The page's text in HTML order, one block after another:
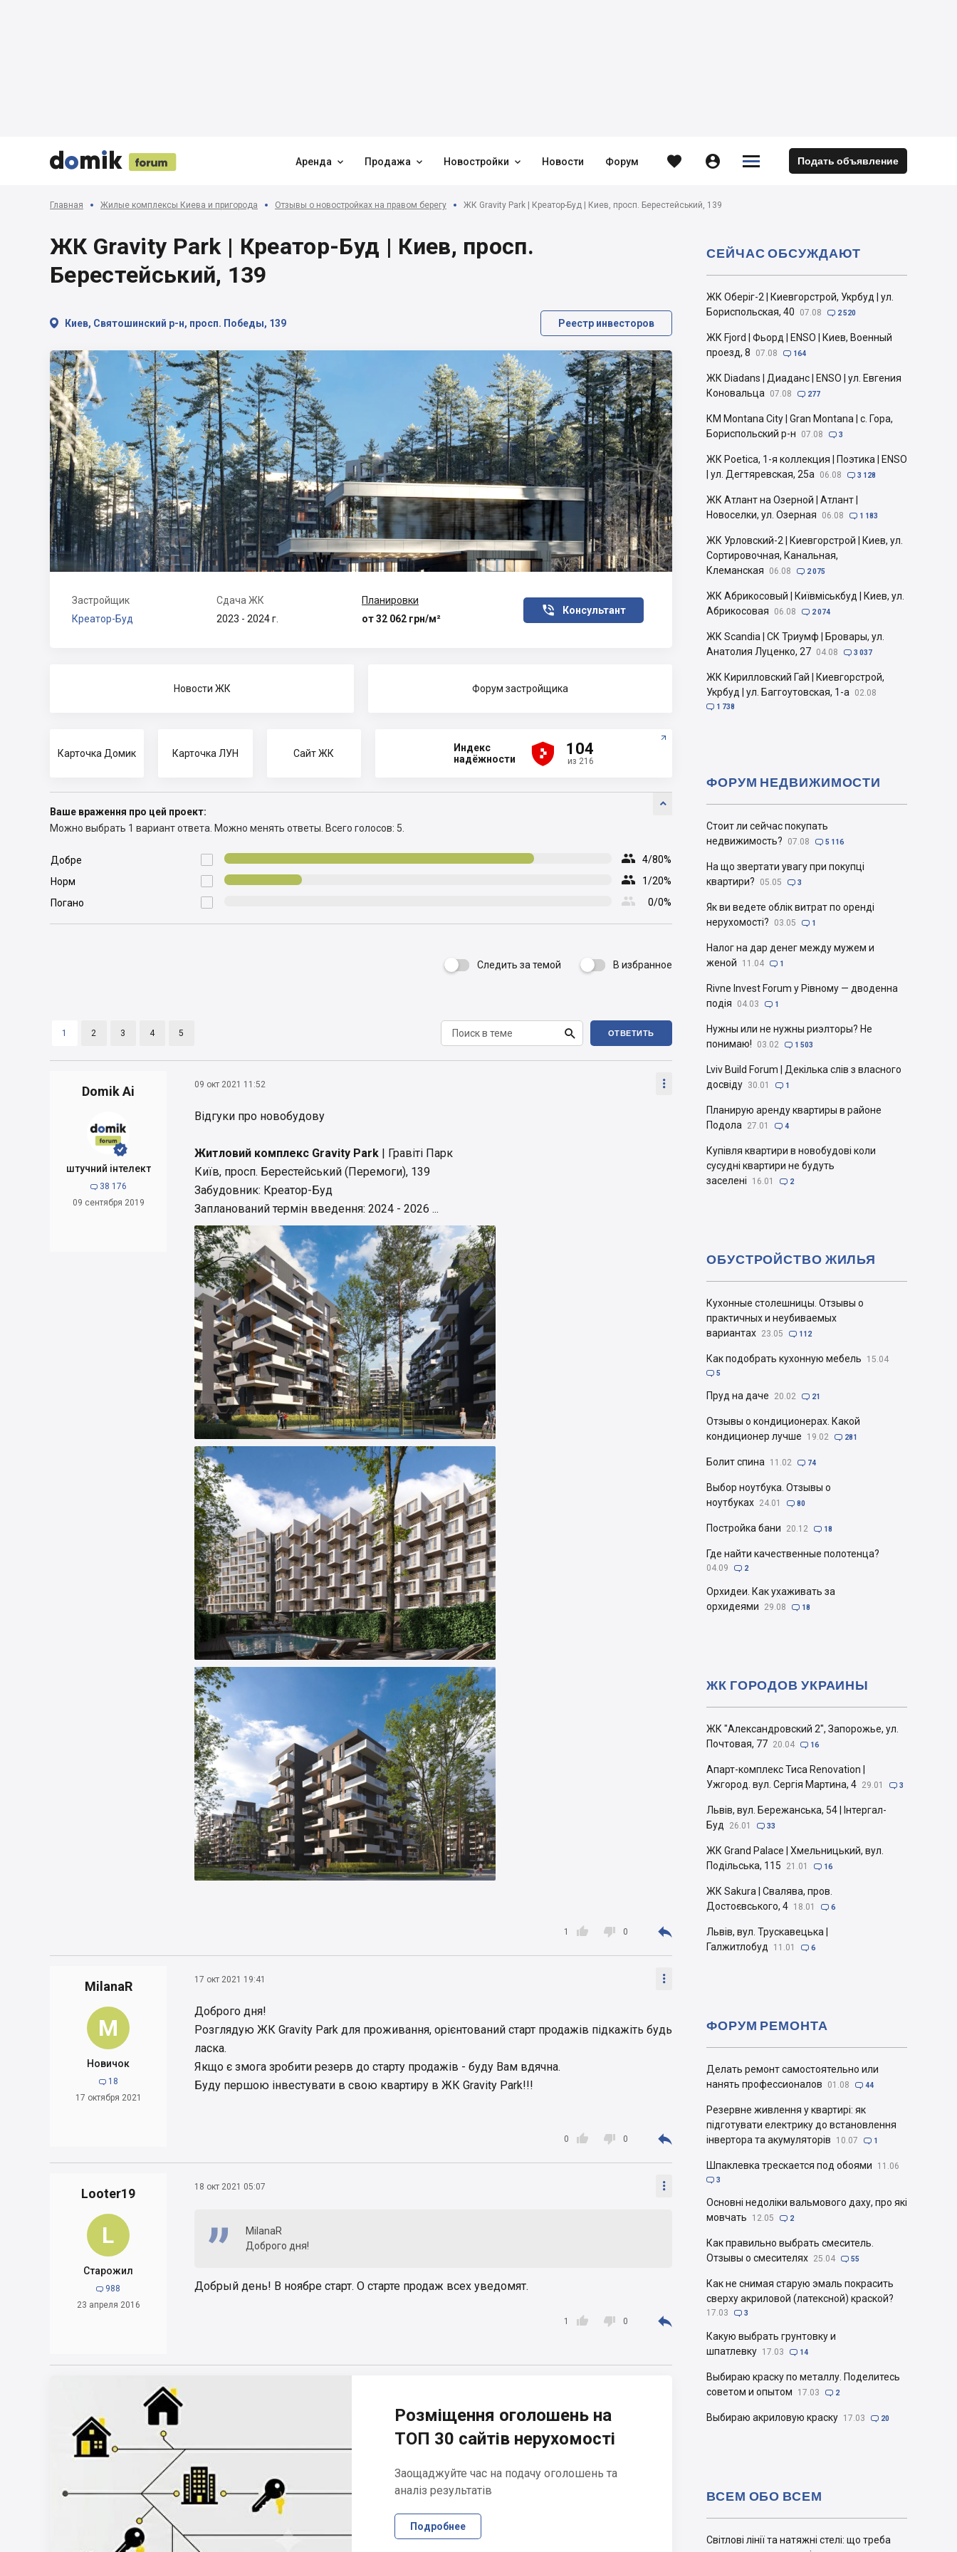


 
 Аренда  Продажа  Новостройки  Новости Форум   

 Подать объявление
Главная Жилые комплексы Киева и пригорода Отзывы о новостройках на правом берегу ЖК Gravity Park | Креатор-Буд | Киев, просп. Берестейський, 139
ЖК Gravity Park | Креатор-Буд | Киев, просп.
Берестейський, 139
 Киев, Святошинский р-н, просп. Победы, 139 Реестр инвесторов
Застройщик
Креатор-Буд
Сдача ЖК
2023 - 2024 г.
Планировки
от 32 062 грн/м²
Консультант

Новости ЖК Форум застройщика
Карточка Домик Карточка ЛУН Сайт ЖК
Индекс
надёжности




 104
из 216

Ваше враження про цей проект:
Можно выбрать 1 вариант ответа. Можно менять ответы. Всего голосов: 5.

Добре  4/80%

Норм  1/20%

Погано  0/0%
Следить за темой  В избранное
1 2 3 4 5  ОТВЕТИТЬ
Domik Ai


штучний інтелект
 38 176
09 сентября 2019
09 окт 2021 11:52 
Відгуки про новобудову
Житловий комплекс Gravity Park | Гравіті Парк
Київ, просп. Берестейський (Перемоги), 139
Забудовник: Креатор-Буд
Запланований термін введення: 2024 - 2026 ...

1  0 
MilanaR
M
Новичок
 18
17 октября 2021
17 окт 2021 19:41 
Доброго дня!
Розглядую ЖК Gravity Park для проживання, орієнтований старт продажів підкажіть будь
ласка.
Якщо є змога зробити резерв до старту продажів - буду Вам вдячна.
Буду першою інвестувати в свою квартиру в ЖК Gravity Park!!!

0  0 
Looter19
L
Старожил
 988
23 апреля 2016
18 окт 2021 05:07 
MilanaR
Доброго дня!
Добрый день! В ноябре старт. О старте продаж всех уведомят.

1  0 
Розміщення оголошень на
ТОП 30 сайтів нерухомості
Заощаджуйте час на подачу оголошень та
аналіз результатів
Подробнее
ЖК Оберіг-2 | Киевгорстрой, Укрбуд | ул.
Бориспольская, 40
07.08  2 520
ЖК Fjord | Фьорд | ENSO | Киев, Военный
проезд, 8
07.08  164
ЖК Diadans | Диаданс | ENSO | ул. Евгения
Коновальца
07.08  277
КМ Montana City | Gran Montana | с. Гора,
Бориспольский р-н
07.08  3
ЖК Poetica, 1-я коллекция | Поэтика | ENSO
| ул. Дегтяревская, 25а
06.08  3 128
ЖК Атлант на Озерной | Атлант |
Новоселки, ул. Озерная
06.08  1 183
ЖК Урловский-2 | Киевгорстрой | Киев, ул.
Сортировочная, Канальная,
Клеманская
06.08  2 075
ЖК Абрикосовый | Київміськбуд | Киев, ул.
Абрикосовая
06.08  2 074
ЖК Scandia | СК Триумф | Бровары, ул.
Анатолия Луценко, 27 04.08  3 037
ЖК Кирилловский Гай | Киевгорстрой,
Укрбуд | ул. Баггоутовская, 1-а
02.08
 1 738
СЕЙЧАС ОБСУЖДАЮТ
Стоит ли сейчас покупать
недвижимость?
07.08  5 116
На що звертати увагу при покупці
квартири?
05.05  3
Як ви ведете облік витрат по оренді
нерухомості?
03.05  1
Налог на дар денег между мужем и
женой
11.04  1
Rivne Invest Forum у Рівному — дводенна
подія
04.03  1
Нужны или не нужны риэлторы? Не
понимаю!
03.02  1 503
Lviv Build Forum | Декілька слів з власного
досвіду 30.01  1
Планирую аренду квартиры в районе
Подола
27.01  4
Купівля квартири в новобудові коли
сусудні квартири не будуть
заселені
16.01  2
ФОРУМ НЕДВИЖИМОСТИ
Кухонные столешницы. Отзывы о
практичных и неубиваемых
вариантах 23.05  112
Как подобрать кухонную мебель 15.04
 5
Пруд на даче 20.02  21
Отзывы о кондиционерах. Какой
кондиционер лучше
19.02  281
Болит спина 11.02  74
Выбор ноутбука. Отзывы о
ноутбуках 24.01  80
Постройка бани 20.12  18
Где найти качественные полотенца?
04.09  2
Орхидеи. Как ухаживать за
орхидеями
29.08  18
ОБУСТРОЙСТВО ЖИЛЬЯ
ЖК "Александровский 2", Запорожье, ул.
Почтовая, 77 20.04  16
Апарт-комплекс Тиса Renovation |
Ужгород. вул. Сергія Мартина, 4 29.01  3
Львів, вул. Бережанська, 54 | Інтергал-
Буд
26.01  33
ЖК Grand Palace | Хмельницький, вул.
Подільська, 115
21.01  16
ЖК Sakura | Свалява, пров.
Достоєвського, 4 18.01  6
Львів, вул. Трускавецька |
Галжитлобуд
11.01  6
ЖК ГОРОДОВ УКРАИНЫ
Делать ремонт самостоятельно или
нанять профессионалов
01.08  44
Резервне живлення у квартирі: як
підготувати електрику до встановлення
інвертора та акумуляторів
10.07  1
Шпаклевка трескается под обоями 11.06
 3
Основні недоліки вальмового даху, про які
мовчать
12.05  2
Как правильно выбрать смеситель.
Отзывы о смесителях 25.04  55
Как не снимая старую эмаль покрасить
сверху акриловой (латексной) краской?
17.03  3
Какую выбрать грунтовку и
шпатлевку 17.03  14
Выбираю краску по металлу. Поделитесь
советом и опытом
17.03  2
Выбираю акриловую краску 17.03  20
ФОРУМ РЕМОНТА
Світлові лінії та натяжні стелі: що треба
ВСЕМ ОБО ВСЕМ